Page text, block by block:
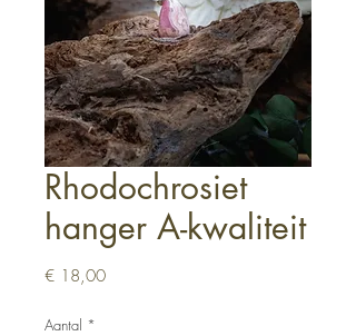
Rhodochrosiet
hanger A-kwaliteit
€ 18,00Prijs
Aantal *